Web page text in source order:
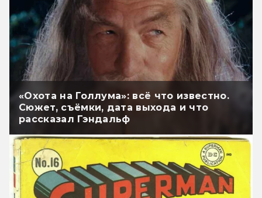
«Охота на Голлума»: всё что известно.
Сюжет, съёмки, дата выхода и что
рассказал Гэндальф